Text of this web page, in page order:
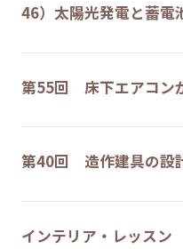
46）太陽光発電と蓄
第55回 床下エアコン
第40回 造作建具の
インテリア・レッス